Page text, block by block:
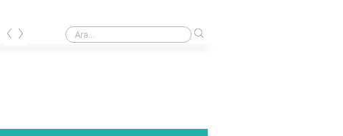
Arıtma cihazının atık suyu kullanılır mı?
‹ ›